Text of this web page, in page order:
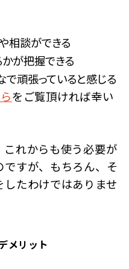
談ができる
が把握できる
頑張っていると感じる
をご覧頂ければ幸い
れからも使う必要が
すが、もちろん、そ
たわけではありませ
メリット